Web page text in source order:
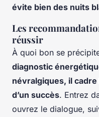
évite bien des nuits
Les
réussir
À quoi bon se
diagnostic
névralgiques, il
d’un succès. Entrez
ouvrez le dialogue,